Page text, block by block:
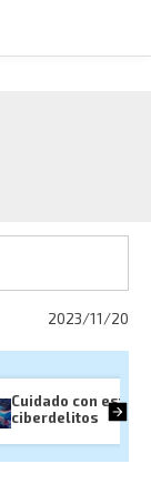
2023/11/20
Cuidado con estos
ciberdelitos